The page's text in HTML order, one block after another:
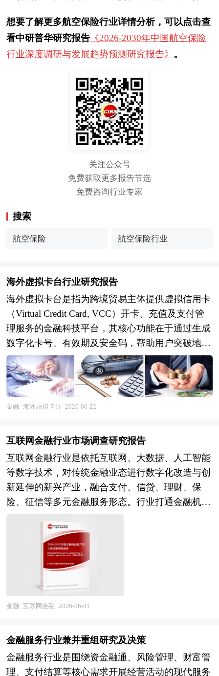
想要了解更多航空保险行业详情分析，可以点击查
看中研普华研究报告 《2026-2030年中国航空保险
行业深度调研与发展趋势预测研究报告》 。
关注公众号
免费获取更多报告节选
免费咨询行业专家
搜索
航空保险 航空保险行业
海外虚拟卡台行业研究报告
海外虚拟卡台是指为跨境贸易主体提供虚拟信用卡
（Virtual Credit Card, VCC）开卡、充值及支付管
理服务的金融科技平台，其核心功能在于通过生成
数字化卡号、有效期及安全码，帮助用户突破地域
支付限制，完成国际在线交易。与传统实体信用卡
不同，虚拟卡台提供的支付工具无物理介质，具备
即时开卡、批量管理、单卡限额、动态风控等特
性，广泛应用于跨境电商卖家海外广告投放、独立
蓬勃发展的背景下，海外虚拟卡台已成为支撑跨境
商业活动的关键支付基础设施。 当前，中国海外
虚拟卡台行业正处于快速扩张与合规调整的双重周
期。一方面，跨境电商、内容出海、AI工具订阅等
需求爆发式增长，推动虚拟卡开卡量与交易规模持
续攀升；平台服务从单一支付功能向多币种钱包、
智能风控、资金归集等综合服务演进，技术架构逐
步成熟。另一方面，行业面临全球监管趋严的挑
战，境外金融牌照合规、反洗钱与KYC审核、数据
跨境流动等问题日益凸显，部分早期平台因合规短
板退出市场，行业进入洗牌整合阶段。产业链层
面，上游卡组织合作、中游开卡平台运营、下游跨
通道仍依赖国际卡组织，本土化替代方案尚在探
索。未来，海外虚拟卡台行业将呈现三大发展趋
势。技术层面，人工智能风控模型与区块链支付网
金融 海外虚拟卡台 2026-06-22
互联网金融行业市场调查研究报告
互联网金融行业是依托互联网、大数据、人工智能
等数字技术，对传统金融业态进行数字化改造与创
新延伸的新兴产业，融合支付、信贷、理财、保
险、征信等多元金融服务形态。行业打通金融机
构、科技企业、实体商户与终端用户，兼具金融服
务属性与数字科技属性，在提升金融服务效率、拓
宽服务覆盖面、助力实体经济发展等方面发挥着重
要作用，是现代金融体系的重要组成部分。 在市
场竞争日益激烈、新产品层出不穷的今天，要开发
一个新品并能迅速在市场上推广其难度是可想而知
的。只有经过科学的市场分析、消费者分析、竞争
产品立于不败之地。企业在新产品入市前需要对相
况，了解消费者的消费状况，给新产品找准市场切
金融 互联网金融 2026-06-01
金融服务行业兼并重组研究及决策
金融服务行业是围绕资金融通、风险管理、财富管
理、支付结算等核心需求开展经营活动的现代服务